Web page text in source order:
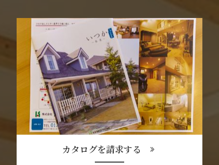
採用情報
カタログを請求する